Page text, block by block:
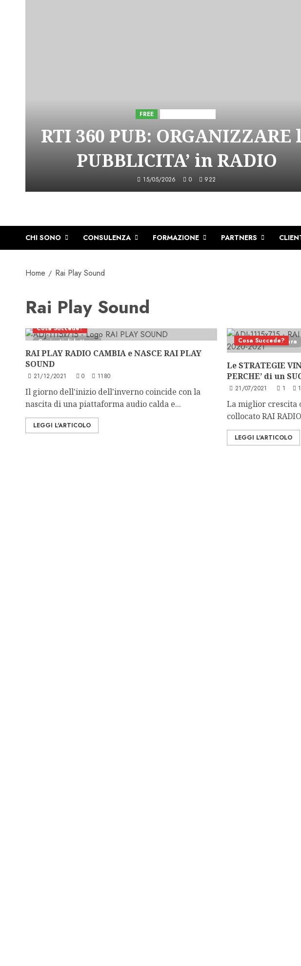
FREE
RTI 360 PUB: ORGANIZZARE
PUBBLICITA’ in RADIO
15/05/2026 0 922
CHI SONO CONSULENZA FORMAZIONE PARTNERS
Home Rai Play Sound
Rai Play Sound
2 minuti di lettura
Cosa Succede?
RAI PLAY RADIO CAMBIA e NASCE RAI PLAY
SOUND
21/12/2021 0 1180
Il giorno dell'inizio dell'inverno coincide con la
nascita di una piattaforma audio calda e...
LEGGI L'ARTICOLO
6 minuti di lettura
Cosa Succede?
Le STRATEGIE
PERCHE’ di un
21/07/2021 1
La miglior crescita
collocato RAI
LEGGI L'ARTICOLO